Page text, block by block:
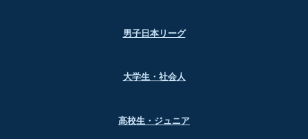
男子日本リーグ
大学生・社会人
高校生・ジュニア